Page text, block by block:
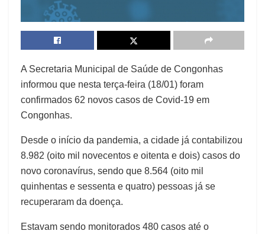
A Secretaria Municipal de Saúde de Congonhas
informou que nesta terça-feira (18/01) foram
confirmados 62 novos casos de Covid-19 em
Congonhas.
Desde o início da pandemia, a cidade já contabilizou
8.982 (oito mil novecentos e oitenta e dois) casos do
novo coronavírus, sendo que 8.564 (oito mil
quinhentas e sessenta e quatro) pessoas já se
recuperaram da doença.
Estavam sendo monitorados 480 casos até o